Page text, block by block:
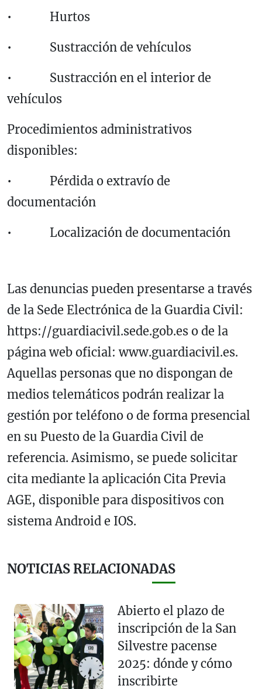
• Hurtos
• Sustracción de vehículos
• Sustracción en el interior de
vehículos
Procedimientos administrativos
disponibles:
• Pérdida o extravío de
documentación
• Localización de documentación
Las denuncias pueden presentarse a través
de la Sede Electrónica de la Guardia Civil:
https://guardiacivil.sede.gob.es o de la
página web oficial: www.guardiacivil.es.
Aquellas personas que no dispongan de
medios telemáticos podrán realizar la
gestión por teléfono o de forma presencial
en su Puesto de la Guardia Civil de
referencia. Asimismo, se puede solicitar
cita mediante la aplicación Cita Previa
AGE, disponible para dispositivos con
sistema Android e IOS.
NOTICIAS RELACIONADAS
Abierto el plazo de
inscripción de la San
Silvestre pacense
2025: dónde y cómo
inscribirte